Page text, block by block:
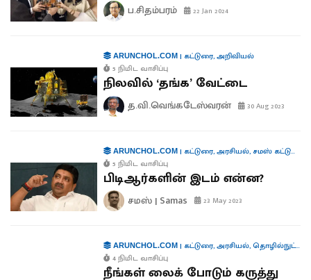
ப.சிதம்பரம் 22 Jan 2024
ARUNCHOL.COM| கட்டுரை,அறிவியல்
5 நிமிட வாசிப்பு
நிலவில் ‘தங்க’ வேட்டை
த.வி.வெங்கடேஸ்வரன் 30 Aug 2023
ARUNCHOL.COM| கட்டுரை,அரசியல், சமஸ் கட்டுரை
5 நிமிட வாசிப்பு
பிடிஆர்களின் இடம் என்ன?
சமஸ் | Samas 23 May 2023
ARUNCHOL.COM| கட்டுரை,அரசியல்,தொழில்நுட்பம்
4 நிமிட வாசிப்பு
நீங்கள் லைக் போடும் கருத்து